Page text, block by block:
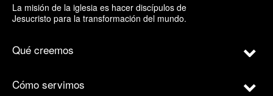
La misión de la iglesia es hacer discípulos de
Jesucristo para la transformación del mundo.
Qué creemos
Cómo servimos